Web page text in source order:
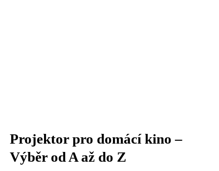
Projektor pro domácí kino –
Výběr od A až do Z